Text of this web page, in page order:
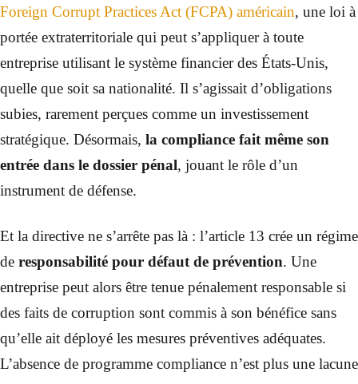
Foreign Corrupt Practices Act (FCPA) américain, une loi à
portée extraterritoriale qui peut s’appliquer à toute
entreprise utilisant le système financier des États-Unis,
quelle que soit sa nationalité. Il s’agissait d’obligations
subies, rarement perçues comme un investissement
stratégique. Désormais, la compliance fait même son
entrée dans le dossier pénal, jouant le rôle d’un
instrument de défense.
Et la directive ne s’arrête pas là : l’article 13 crée un régime
de responsabilité pour défaut de prévention. Une
entreprise peut alors être tenue pénalement responsable si
des faits de corruption sont commis à son bénéfice sans
qu’elle ait déployé les mesures préventives adéquates.
L’absence de programme compliance n’est plus une lacune